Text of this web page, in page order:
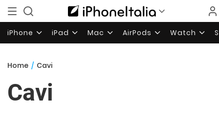
iPhone iPad Mac AirPods Watch
Home / Cavi
Cavi